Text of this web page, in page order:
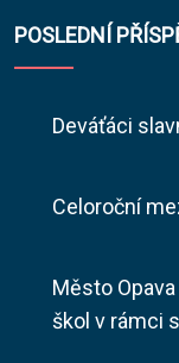
POSLEDNÍ
Deváťáci
Celoroční
Město
škol v rámci